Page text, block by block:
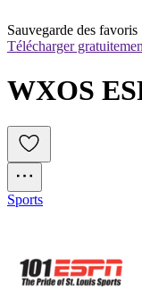
Sauvegarde des favoris
Télécharger
WXOS
Sports